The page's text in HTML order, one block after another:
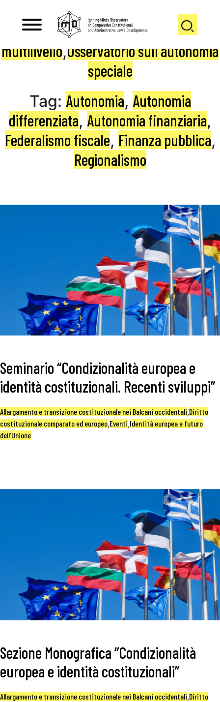
Eventi, Finanza pubblica
multilivello,Osservatorio sull'autonomia
speciale
Tag: Autonomia, Autonomia
differenziata, Autonomia finanziaria,
Federalismo fiscale, Finanza pubblica,
Regionalismo
Seminario “Condizionalità europea e
identità costituzionali. Recenti sviluppi”
Allargamento e transizione costituzionale nei Balcani occidentali,Diritto
costituzionale comparato ed europeo,Eventi,Identità europea e futuro
dell'Unione
Sezione Monografica “Condizionalità
europea e identità costituzionali”
Allargamento e transizione costituzionale nei Balcani occidentali,Diritto